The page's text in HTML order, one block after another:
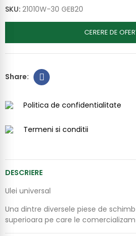
SKU: 21010W-30 GEB20
CERERE DE
Politica de confidentialitate
Termeni si conditii
DESCRIERE
Ulei universal
Una dintre diversele piese de
superioara pe care le comercializam